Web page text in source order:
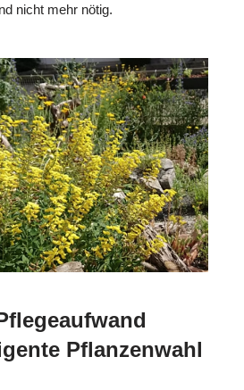
nicht mehr nötig.
Pflanzenwahl